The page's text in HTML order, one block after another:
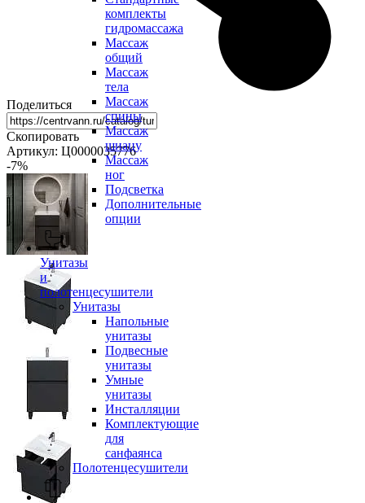
комплекты
гидромассажа
Массаж
общий
Массаж
тела
Массаж
спины
Массаж
шиацу
Массаж
ног
Подсветка
Дополнительные
опции
Унитазы
и
полотенцесушители
Унитазы
Напольные
унитазы
Подвесные
унитазы
Умные
унитазы
Инсталляции
Комплектующие
для
санфаянса
Полотенцесушители
Поделиться
Скопировать
Артикул: Ц0000035776
-7%